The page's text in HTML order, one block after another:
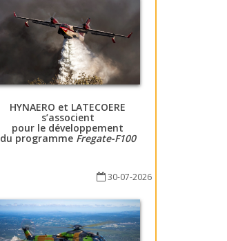
HYNAERO et LATECOERE
s’associent
pour le développement
du programme Fregate-F100
30-07-2026